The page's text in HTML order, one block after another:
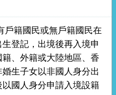
戶籍國民或無戶籍國民在
登記，出境後再入境申
、外籍或大陸地區、香
生子女以非國人身分出
國人身分申請入境設籍